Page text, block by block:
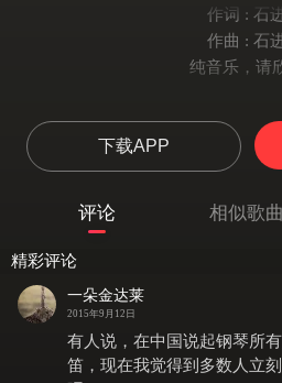
作词 : 石
作曲 : 石
纯音乐，请
下载APP
评论 相似歌曲
精彩评论
一朵金达莱
2015年9月12日
有人说，在中国说起钢琴所
笛，现在我觉得到多数人立